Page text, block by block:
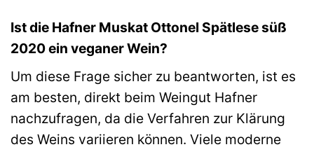
Ist die Hafner Muskat Ottonel Spätlese süß
2020 ein veganer Wein?
Um diese Frage sicher zu beantworten, ist es
am besten, direkt beim Weingut Hafner
nachzufragen, da die Verfahren zur Klärung
des Weins variieren können. Viele moderne